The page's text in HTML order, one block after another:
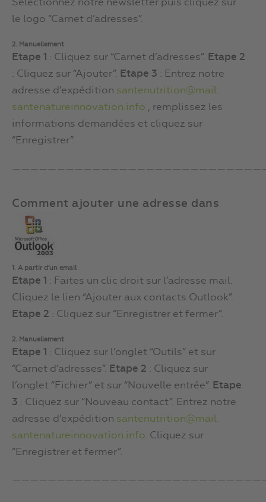
Sélectionnez notre newsletter puis cliquez sur
le logo “Carnet d’adresses”.
2. Manuellement
Etape 1 : Cliquez sur “Carnet d’adresses”. Etape 2
: Cliquez sur “Ajouter”. Etape 3 : Entrez notre
adresse d’expédition santenutrition@mail.
santenatureinnovation.info , remplissez les
informations demandées et cliquez sur
“Enregistrer”.
Comment ajouter une adresse dans
1. A partir d’un email
Etape 1 : Faites un clic droit sur l’adresse mail.
Cliquez le lien “Ajouter aux contacts Outlook”.
Etape 2 : Cliquez sur “Enregistrer et fermer”.
2. Manuellement
Etape 1 : Cliquez sur l’onglet “Outils” et sur
“Carnet d’adresses”. Etape 2 : Cliquez sur
l’onglet “Fichier” et sur “Nouvelle entrée”. Etape
3 : Cliquez sur “Nouveau contact”. Entrez notre
adresse d’expédition santenutrition@mail.
santenatureinnovation.info. Cliquez sur
“Enregistrer et fermer”.